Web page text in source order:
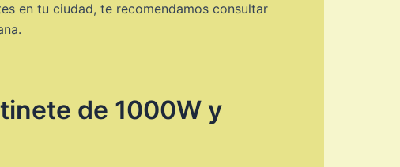
en tu ciudad, te recomendamos consultar
de 1000W y